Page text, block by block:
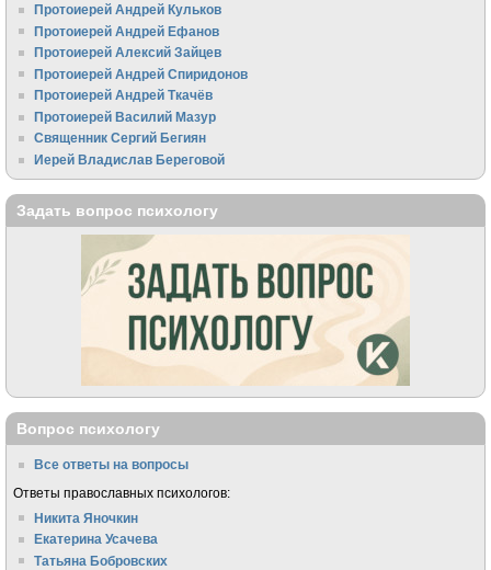
Протоиерей Андрей Кульков
Протоиерей Андрей Ефанов
Протоиерей Алексий Зайцев
Протоиерей Андрей Спиридонов
Протоиерей Андрей Ткачёв
Протоиерей Василий Мазур
Священник Сергий Бегиян
Иерей Владислав Береговой
Задать вопрос психологу
Вопрос психологу
Все ответы на вопросы
Ответы православных психологов:
Никита Яночкин
Екатерина Усачева
Татьяна Бобровских